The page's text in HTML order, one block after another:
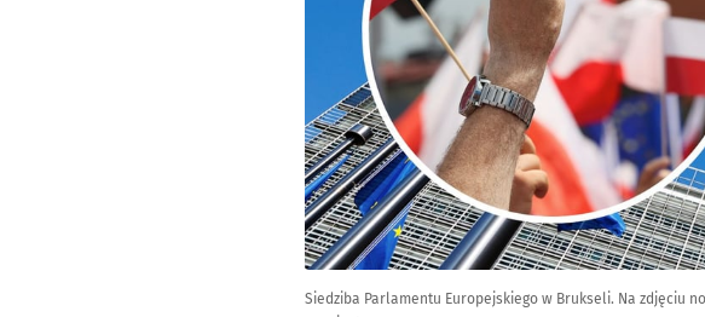
Siedziba Parlamentu Europejskiego w Brukseli. Na zdjęciu